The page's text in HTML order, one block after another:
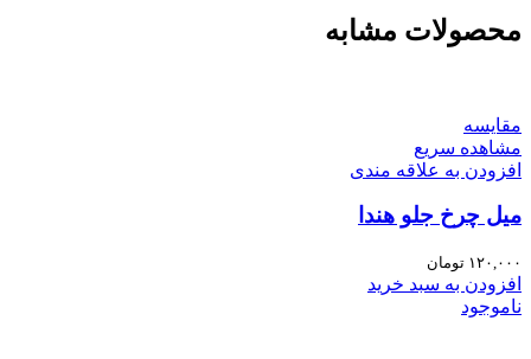
محصولات مشابه
مقایسه
مشاهده سریع
افزودن به علاقه مندی
میل چرخ جلو هندا
۱۲۰,۰۰۰ تومان
افزودن به سبد خرید
ناموجود